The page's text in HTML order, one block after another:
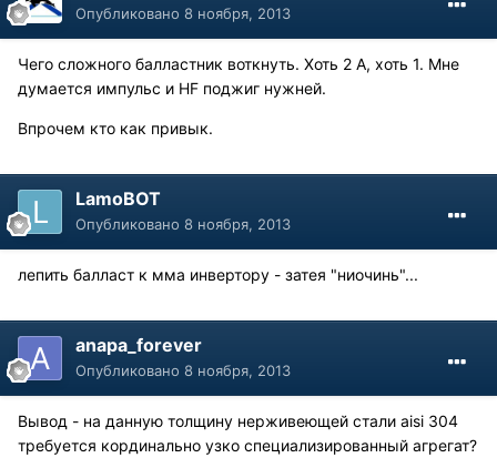
Опубликовано 8 ноября, 2013
Чего сложного балластник воткнуть. Хоть 2 А, хоть 1. Мне
думается импульс и HF поджиг нужней.
Впрочем кто как привык.
LamoBOT
Опубликовано 8 ноября, 2013
лепить балласт к мма инвертору - затея "ниочинь"...
anapa_forever
Опубликовано 8 ноября, 2013
Вывод - на данную толщину нерживеющей стали aisi 304
требуется кординально узко специализированный агрегат?